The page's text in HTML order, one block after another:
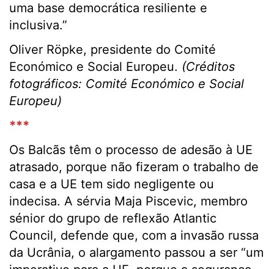
uma base democrática resiliente e
inclusiva.”
Oliver Röpke, presidente do Comité
Económico e Social Europeu. (Créditos
fotográficos: Comité Económico e Social
Europeu)
***
Os Balcãs têm o processo de adesão à UE
atrasado, porque não fizeram o trabalho de
casa e a UE tem sido negligente ou
indecisa. A sérvia Maja Piscevic, membro
sénior do grupo de reflexão Atlantic
Council, defende que, com a invasão russa
da Ucrânia, o alargamento passou a ser “um